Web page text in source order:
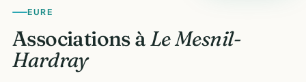
EURE
Associations àLe Mesnil-
Hardray